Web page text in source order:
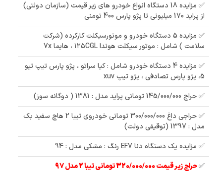
✅ مزایده 18 دستگاه انواع خودرو های زیر قیمت (سازمان دولتی)
از پراید 170 میلیونی تا پژو پارس 400 تومنی
✅ مزایده 5 دستگاه خودرو و موتورسیکلت کارکرده (شرکت
سلامت ) شامل : موتور سیکلت هوندا ۱۲۵CGL ، هایما 7x
✅ مزایده 4 دستگاه خودرو شامل : کیا سراتو ، پژو پارس تیپ تیو
5، پژو پارس تصادفی ، پژو تیپ xuv
✅ حراج 145/000/000 تومانی پراید مدل : 1381 ( دوگانه سوز)
✅ حراجی داغ 300/000/000 تومانی خودروی تیبا 2 هاچ سفید بک
مدل : 1397 (توقیفی دولت)
✅ مزایده یک دستگاه دنا EF7 رنگ : مشکی مدل : 94
✅حراج زیر قیمت 320/000/000 تومانی تیبا 2 مدل 97